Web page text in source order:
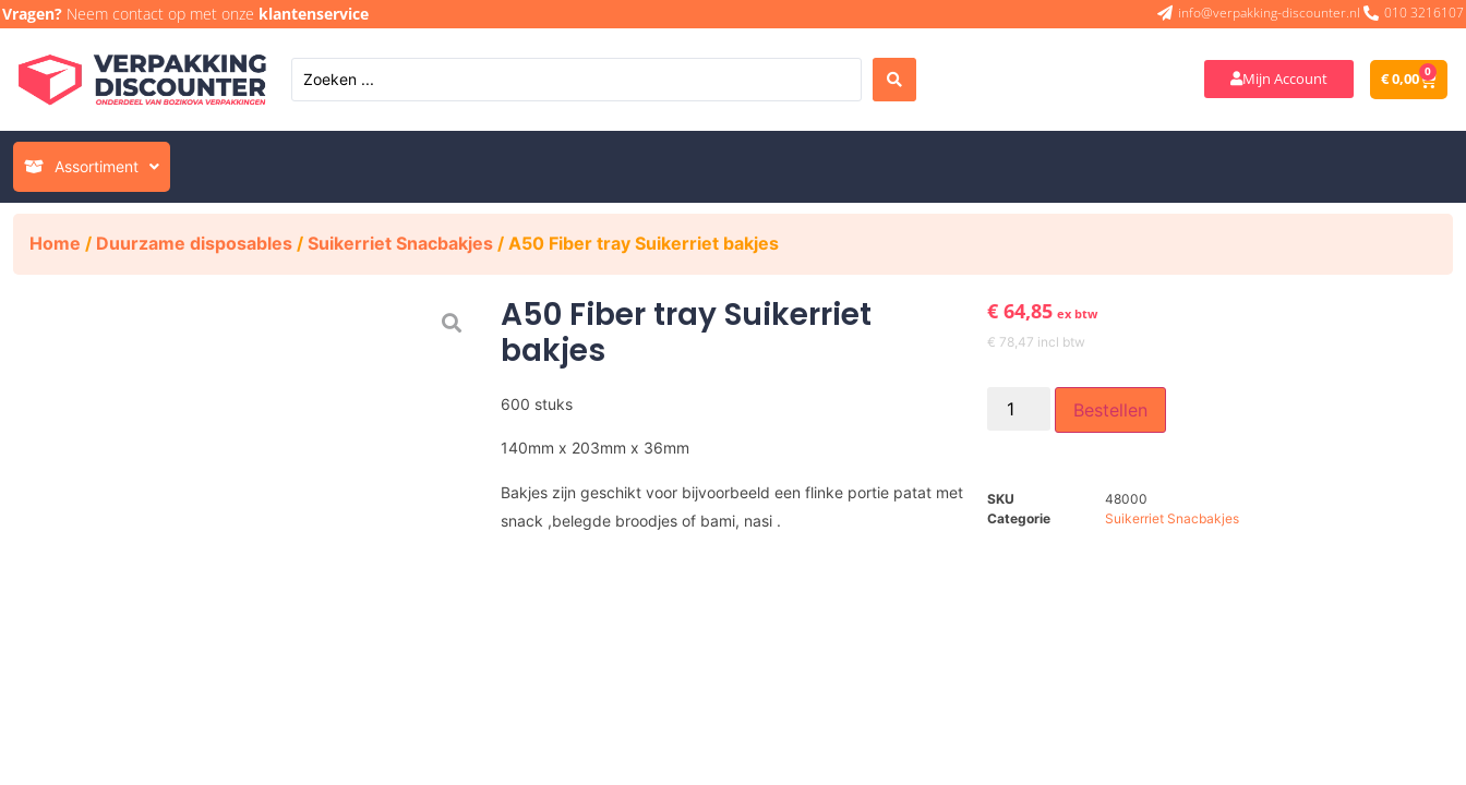
Vragen? Neem contact op met onze klantenservice info@verpakking-discounter.nl 010 3216107
Mijn Account €0,00 0
Assortiment
Home / Duurzame disposables / Suikerriet Snacbakjes / A50 Fiber tray Suikerriet bakjes
A50 Fiber tray Suikerriet
bakjes
600 stuks
140mm x 203mm x 36mm
Bakjes zijn geschikt voor bijvoorbeeld een flinke portie patat met
snack ,belegde broodjes of bami, nasi .
€ 64,85 ex btw
€ 78,47 incl btw
Bestellen
SKU
48000
Categorie
Suikerriet Snacbakjes